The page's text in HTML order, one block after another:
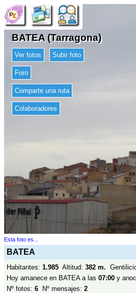
BATEA (Tarragona)
Ver fotos Subir foto
Foro
Comparte una ruta
Colaboradores
Esta foto es...
BATEA
Habitantes: 1.985 Altitud: 382 m.
Hoy amanece en BATEA a las 07:00 y
Nº fotos: 6 Nº mensajes: 2